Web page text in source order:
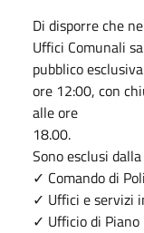
Di disporre che
Uffici Comunali
pubblico
ore 12:00, con
alle ore
18.00.
Sono esclusi
✓ Comando di
✓ Uffici e servizi
✓ Ufficio di Piano